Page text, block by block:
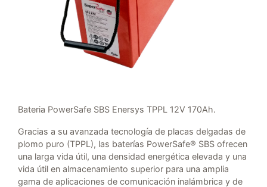
Bateria PowerSafe SBS Enersys TPPL 12V 170Ah.
Gracias a su avanzada tecnología de placas delgadas de
plomo puro (TPPL), las baterías PowerSafe® SBS ofrecen
una larga vida útil, una densidad energética elevada y una
vida útil en almacenamiento superior para una amplia
gama de aplicaciones de comunicación inalámbrica y de